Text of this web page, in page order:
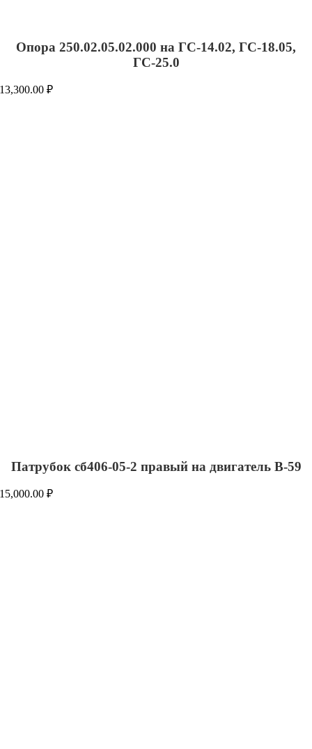
Опора 250.02.05.02.000 на ГС-14.02, ГС-18.05,
ГС-25.0
13,300.00₽
Патрубок сб406-05-2 правый на двигатель В-59
15,000.00₽